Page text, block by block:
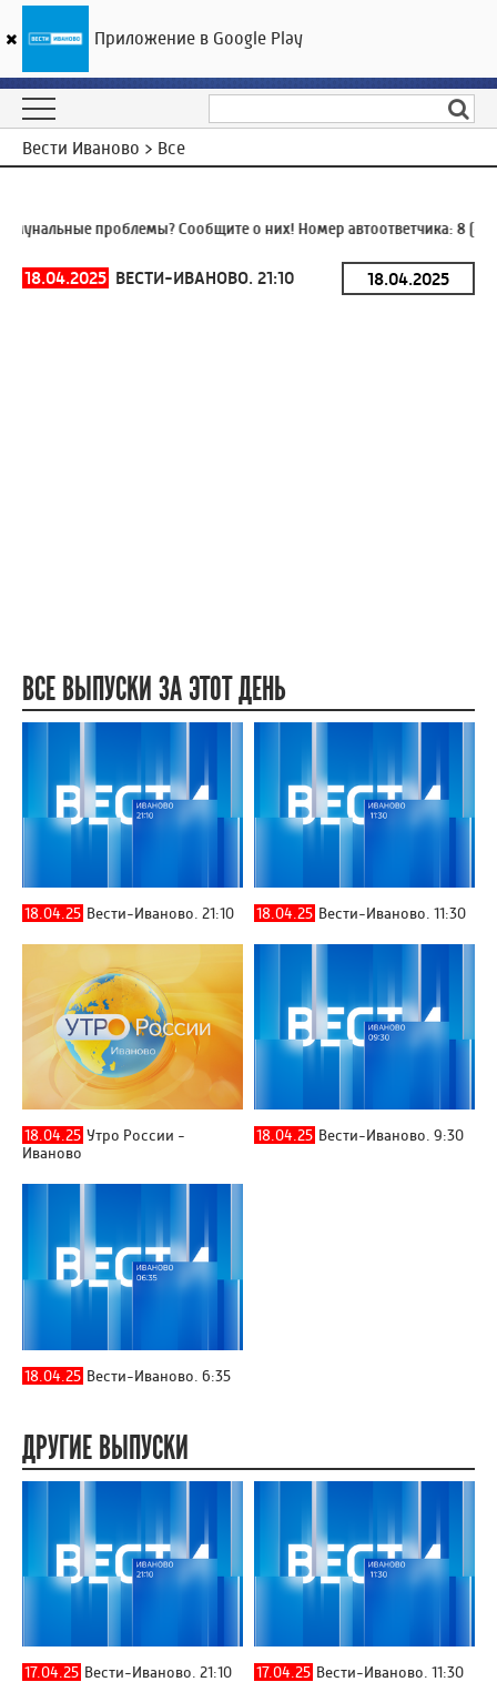
ГТРК «Ивтелерадио»
Вести Иваново > Все
проблемы? Сообщите о них! Номер автоответчика:8
18.04.2025 ВЕСТИ-ИВАНОВО. 21:10
ВСЕ ВЫПУСКИ ЗА ЭТОТ ДЕНЬ
18.04.25 Вести-Иваново. 21:10 18.04.25 Вести-Иваново. 11:30
18.04.25 Утро России -
Иваново
18.04.25 Вести-Иваново. 9:30
18.04.25 Вести-Иваново. 6:35
ДРУГИЕ ВЫПУСКИ
17.04.25 Вести-Иваново. 21:10 17.04.25 Вести-Иваново. 11:30
Приложение в Google Play